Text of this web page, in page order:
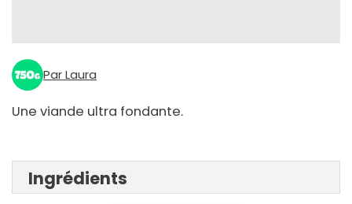
Par Laura
Une viande ultra fondante.
Ingrédients